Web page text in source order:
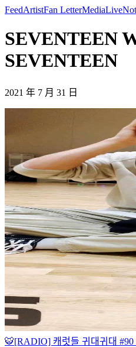
FeedArtistFan LetterMediaLive
SEVENTEEN
SEVENTEEN
2021 年 7 月 31 日
🐯[RADIO] 캐럿들 귀대귀대 #90